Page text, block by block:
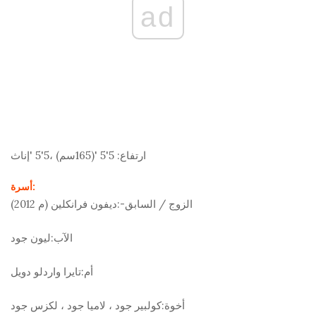
ad
ارتفاع: سم) ،5'5 'إناث
أسرة:
الزوج / السابق-:ديفون فرانكلين (م 2012)
الآب:ليون جود
أم:تايرا واردلو دويل
أخوة:كولبير جود ، لاميا جود ، لكزس جود